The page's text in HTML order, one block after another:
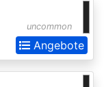
uncommon
Angebote